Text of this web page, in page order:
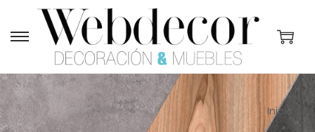
S
a
l
t
a
S
a
l
t
a
Inicio